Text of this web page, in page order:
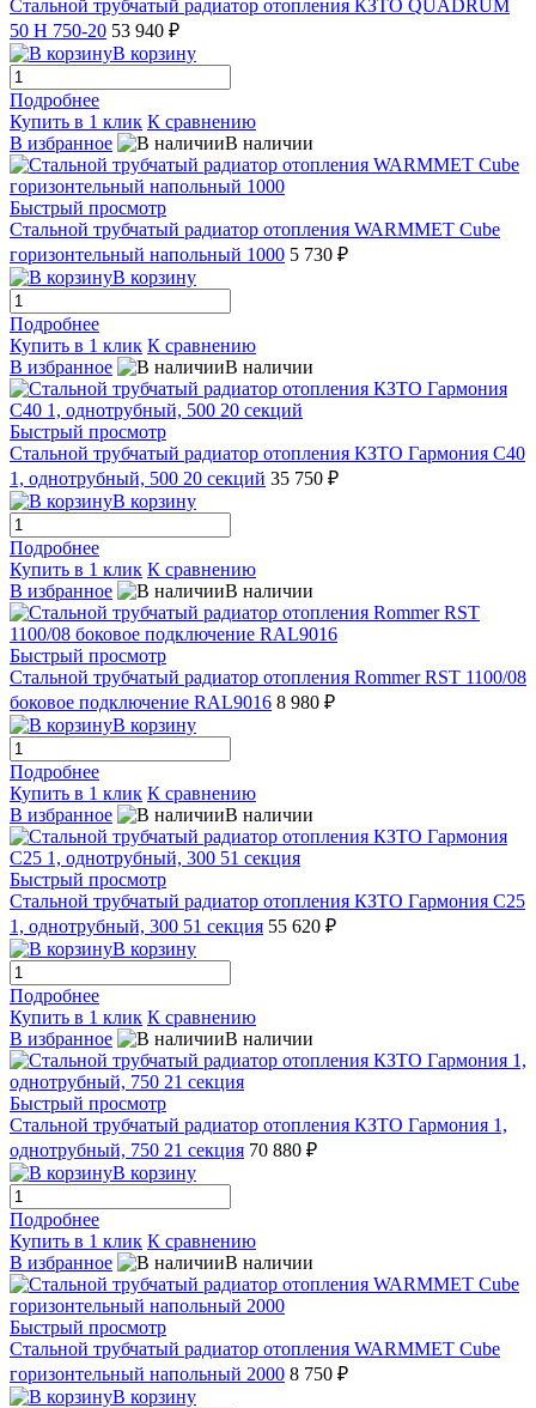
Стальной трубчатый радиатор отопления КЗТО QUADRUM
50 H 750-20 53 940 ₽
В корзину
Подробнее
Купить в 1 клик К сравнению
В избранное
В наличии
Быстрый просмотр
Стальной трубчатый радиатор отопления WARMMET Cube
горизонтельный напольный 1000 5 730 ₽
В корзину
Подробнее
Купить в 1 клик К сравнению
В избранное
В наличии
Быстрый просмотр
Стальной трубчатый радиатор отопления КЗТО Гармония С40
1, однотрубный, 500 20 секций 35 750 ₽
В корзину
Подробнее
Купить в 1 клик К сравнению
В избранное
В наличии
Быстрый просмотр
Стальной трубчатый радиатор отопления Rommer RST 1100/08
боковое подключение RAL9016 8 980 ₽
В корзину
Подробнее
Купить в 1 клик К сравнению
В избранное
В наличии
Быстрый просмотр
Стальной трубчатый радиатор отопления КЗТО Гармония С25
1, однотрубный, 300 51 секция 55 620 ₽
В корзину
Подробнее
Купить в 1 клик К сравнению
В избранное
В наличии
Быстрый просмотр
Стальной трубчатый радиатор отопления КЗТО Гармония 1,
однотрубный, 750 21 секция 70 880 ₽
В корзину
Подробнее
Купить в 1 клик К сравнению
В избранное
В наличии
Быстрый просмотр
Стальной трубчатый радиатор отопления WARMMET Cube
горизонтельный напольный 2000 8 750 ₽
В корзину